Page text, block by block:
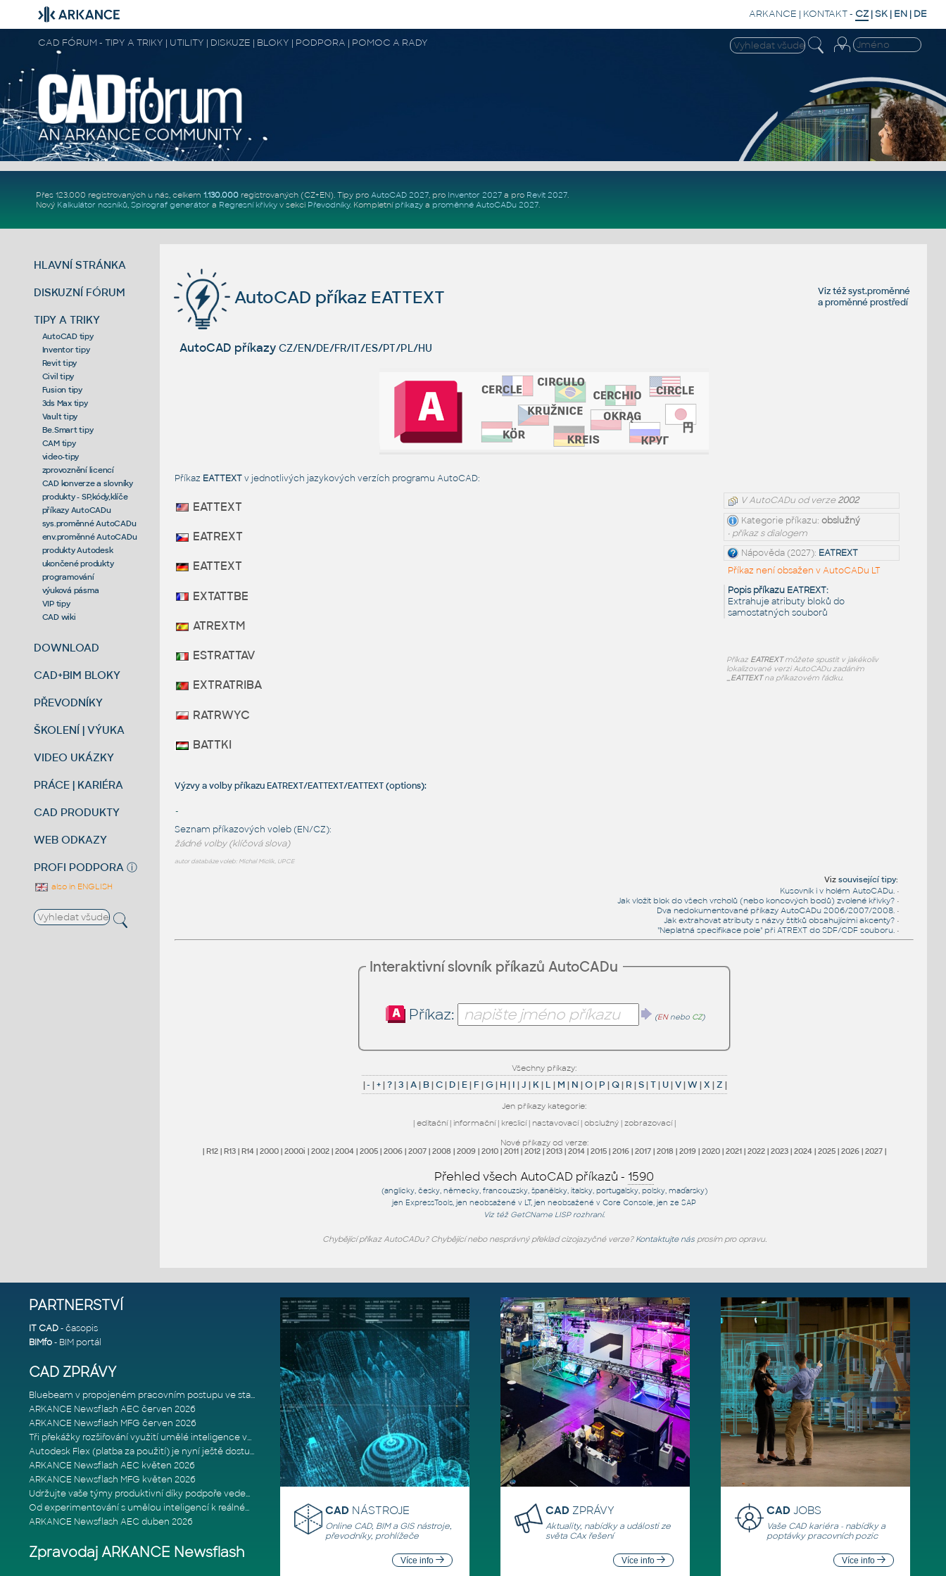
ARKANCE | KONTAKT- CZ |SK | EN | DE
CAD FÓRUM - TIPY A TRIKY | UTILITY | DISKUZE | BLOKY | PODPORA | POMOC A RADY
Přes 123.000 registrovaných u nás, celkem 1.130.000registrovaných (CZ+EN). Tipy pro AutoCAD 2027, pro Inventor 2027a pro Revit 2027.
Nový Kalkulátor nosníků, Spirograf generátor a Regresní křivkyv sekci Převodníky. Kompletní příkazya proměnné AutoCADu 2027.
HLAVNÍ STRÁNKA
DISKUZNÍ FÓRUM
TIPY A TRIKY
AutoCAD tipy
Inventor tipy
Revit tipy
Civil tipy
Fusion tipy
3ds Max tipy
Vault tipy
Be.Smart tipy
CAM tipy
video-tipy
zprovoznění licencí
CAD konverze a slovníky
produkty - SP,kódy,klíče
příkazy AutoCADu
sys.proměnné AutoCADu
env.proměnné AutoCADu
produkty Autodesk
ukončené produkty
programování
výuková pásma
VIP tipy
CAD wiki
DOWNLOAD
CAD+BIM BLOKY
PŘEVODNÍKY
ŠKOLENÍ | VÝUKA
VIDEO UKÁZKY
PRÁCE | KARIÉRA
CAD PRODUKTY
WEB ODKAZY
PROFI PODPORA ⓘ
also in ENGLISH
Viz téžsyst.proměnné
aproměnné prostředí
AutoCAD příkaz EATTEXT
AutoCAD příkazy CZ/EN/DE/FR/IT/ES/PT/PL/HU
Příkaz EATTEXTv jednotlivých jazykových verzích programu AutoCAD:
V AutoCADu od verze2002
Kategorie příkazu:obslužný
• příkaz s dialogem
Nápověda (2027): EATREXT
Příkaz není obsažen v AutoCADu LT
Popis příkazu EATREXT:
Extrahuje atributy bloků do
samostatných souborů
Příkaz EATREXTmůžete spustit v jakékoliv
lokalizované verzi AutoCADu zadáním
_EATTEXTna příkazovém řádku.
EATTEXT
EATREXT
EATTEXT
EXTATTBE
ATREXTM
ESTRATTAV
EXTRATRIBA
RATRWYC
BATTKI
Výzvy a volby příkazu EATREXT/EATTEXT/EATTEXT (options):
-
Seznam příkazových voleb (EN/CZ):
žádné volby (klíčová slova)
autor databáze voleb: Michal Miclík, UPCE
Vizsouvisející tipy:
Kusovník i v holém AutoCADu. •
Jak vložit blok do všech vrcholů (nebo koncových bodů) zvolené křivky? •
Dva nedokumentované příkazy AutoCADu 2006/2007/2008. •
Jak extrahovat atributy s názvy štítků obsahujícími akcenty? •
"Neplatná specifikace pole" při ATREXT do SDF/CDF souboru. •
Interaktivní slovník příkazů AutoCADu
Příkaz: (ENnebo CZ)
Všechny příkazy:
|- |+|?|3 |A| B|C| D| E| F |G| H| I |J | K| L | M | N |O| P |Q| R |S|T| U|V|W|X |Z |
Jen příkazy kategorie:
| editační| informační| kreslicí| nastavovací| obslužný| zobrazovací|
Nové příkazy od verze:
| R12| R13| R14| 2000| 2000i | 2002| 2004| 2005| 2006| 2007| 2008 | 2009| 2010| 2011| 2012| 2013| 2014| 2015| 2016| 2017| 2018 | 2019| 2020| 2021| 2022| 2023| 2024| 2025| 2026| 2027|
Přehled všech AutoCAD příkazů - 1590
(anglicky, česky, německy, francouzsky, španělsky, italsky, portugalsky, polsky, maďarsky)
jen ExpressTools, jenneobsažené v LT, jenneobsažené v Core Console, jenze SAP
Viz též GetCName LISP rozhraní.
Chybějící příkaz AutoCADu? Chybějící nebo nesprávný překlad cizojazyčné verze? Kontaktujte násprosím pro opravu.
PARTNERSTVÍ
IT CAD- časopis
BIMfo- BIM portál
CAD ZPRÁVY
Bluebeam v propojeném pracovním postupu ve stavebnictví: Proč je int
ARKANCE Newsflash AEC červen 2026
ARKANCE Newsflash MFG červen 2026
Tři překážky rozšiřování využití umělé inteligence ve stavebním prům
Autodesk Flex (platba za použití) je nyní ještě dostupnější
ARKANCE Newsflash AEC květen 2026
ARKANCE Newsflash MFG květen 2026
Udržujte vaše týmy produktivní díky podpoře vedené odborníky
Od experimentování s umělou inteligencí k reálnému dopadu na podniká
ARKANCE Newsflash AEC duben 2026
Zpravodaj ARKANCE Newsflash
CAD NÁSTROJE
Online CAD, BIM a GIS nástroje,
převodníky, prohlížeče
Více info
CAD ZPRÁVY
Aktuality, nabídky a události ze
světa CAx řešení
Více info
CADJOBS
Vaše CAD kariéra - nabídky a
poptávky pracovních pozic
Více info